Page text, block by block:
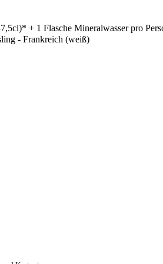
+ 1 Flasche Mineralwasser pro
- Frankreich (weiß)